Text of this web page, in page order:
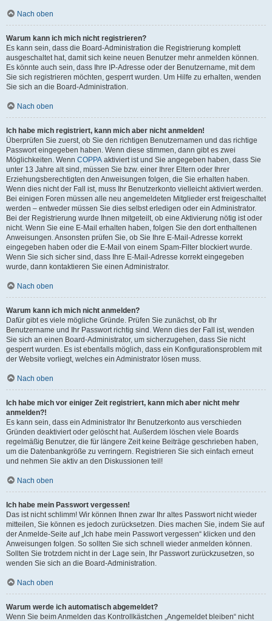
Nach oben
Warum kann ich mich nicht registrieren?
Es kann sein, dass die Board-Administration die Registrierung komplett
ausgeschaltet hat, damit sich keine neuen Benutzer mehr anmelden können.
Es könnte auch sein, dass Ihre IP-Adresse oder der Benutzername, mit dem
Sie sich registrieren möchten, gesperrt wurden. Um Hilfe zu erhalten, wenden
Sie sich an die Board-Administration.
Nach oben
Ich habe mich registriert, kann mich aber nicht anmelden!
Überprüfen Sie zuerst, ob Sie den richtigen Benutzernamen und das richtige
Passwort eingegeben haben. Wenn diese stimmen, dann gibt es zwei
Möglichkeiten. Wenn COPPA aktiviert ist und Sie angegeben haben, dass Sie
unter 13 Jahre alt sind, müssen Sie bzw. einer Ihrer Eltern oder Ihrer
Erziehungsberechtigten den Anweisungen folgen, die Sie erhalten haben.
Wenn dies nicht der Fall ist, muss Ihr Benutzerkonto vielleicht aktiviert werden.
Bei einigen Foren müssen alle neu angemeldeten Mitglieder erst freigeschaltet
werden – entweder müssen Sie dies selbst erledigen oder ein Administrator.
Bei der Registrierung wurde Ihnen mitgeteilt, ob eine Aktivierung nötig ist oder
nicht. Wenn Sie eine E-Mail erhalten haben, folgen Sie den dort enthaltenen
Anweisungen. Ansonsten prüfen Sie, ob Sie Ihre E-Mail-Adresse korrekt
eingegeben haben oder die E-Mail von einem Spam-Filter blockiert wurde.
Wenn Sie sich sicher sind, dass Ihre E-Mail-Adresse korrekt eingegeben
wurde, dann kontaktieren Sie einen Administrator.
Nach oben
Warum kann ich mich nicht anmelden?
Dafür gibt es viele mögliche Gründe. Prüfen Sie zunächst, ob Ihr
Benutzername und Ihr Passwort richtig sind. Wenn dies der Fall ist, wenden
Sie sich an einen Board-Administrator, um sicherzugehen, dass Sie nicht
gesperrt wurden. Es ist ebenfalls möglich, dass ein Konfigurationsproblem mit
der Website vorliegt, welches ein Administrator lösen muss.
Nach oben
Ich habe mich vor einiger Zeit registriert, kann mich aber nicht mehr
anmelden?!
Es kann sein, dass ein Administrator Ihr Benutzerkonto aus verschieden
Gründen deaktiviert oder gelöscht hat. Außerdem löschen viele Boards
regelmäßig Benutzer, die für längere Zeit keine Beiträge geschrieben haben,
um die Datenbankgröße zu verringern. Registrieren Sie sich einfach erneut
und nehmen Sie aktiv an den Diskussionen teil!
Nach oben
Ich habe mein Passwort vergessen!
Das ist nicht schlimm! Wir können Ihnen zwar Ihr altes Passwort nicht wieder
mitteilen, Sie können es jedoch zurücksetzen. Dies machen Sie, indem Sie auf
der Anmelde-Seite auf „Ich habe mein Passwort vergessen“ klicken und den
Anweisungen folgen. So sollten Sie sich schnell wieder anmelden können.
Sollten Sie trotzdem nicht in der Lage sein, Ihr Passwort zurückzusetzen, so
wenden Sie sich an die Board-Administration.
Nach oben
Warum werde ich automatisch abgemeldet?
Wenn Sie beim Anmelden das Kontrollkästchen „Angemeldet bleiben“ nicht